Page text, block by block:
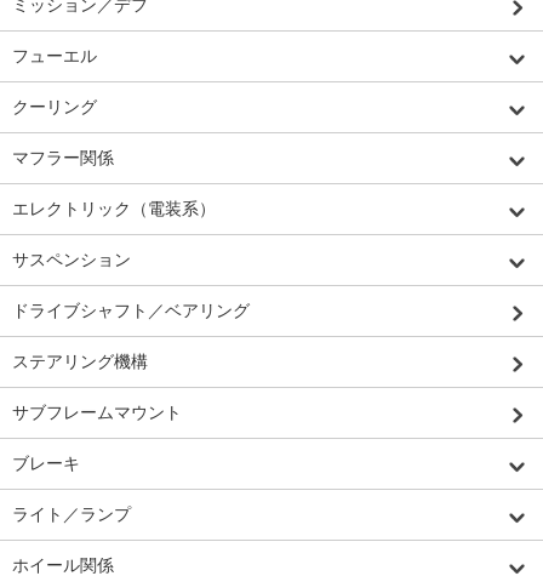
ミッション／デフ
フューエル
クーリング
マフラー関係
エレクトリック（電装系）
サスペンション
ドライブシャフト／ベアリング
ステアリング機構
サブフレームマウント
ブレーキ
ライト／ランプ
ホイール関係